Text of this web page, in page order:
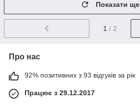
Показати ще
1 / 2
Про нас
92% позитивних з 93 відгуків за рік
Працює з 29.12.2017